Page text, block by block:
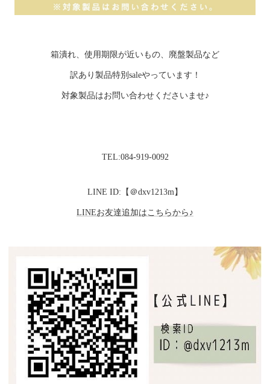
箱潰れ、使用期限が近いもの、廃盤製品など
訳あり製品特別saleやっています！
対象製品はお問い合わせくださいませ♪
TEL:084-919-0092
LINE ID:【＠dxv1213m】
LINEお友達追加はこちらから♪